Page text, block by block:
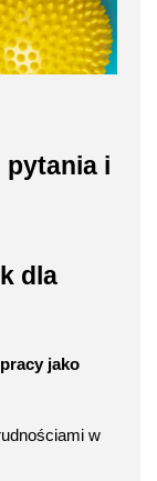
pytania i
dla
jako
w